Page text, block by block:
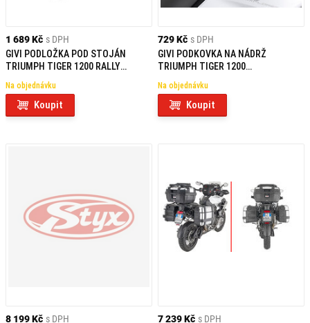
1 689 Kč s DPH
GIVI PODLOŽKA POD STOJÁN
TRIUMPH TIGER 1200 RALLY
Na objednávku
Koupit
729 Kč s DPH
GIVI PODKOVKA NA NÁDRŽ
TRIUMPH TIGER 1200
Na objednávku
Koupit
8 199 Kč s DPH
7 239 Kč s DPH